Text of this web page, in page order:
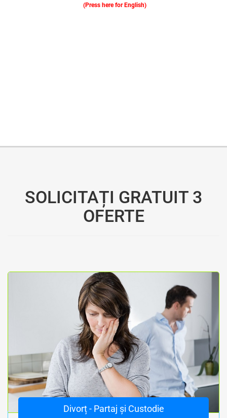
(Press here for English)
SOLICITAȚI GRATUIT 3
OFERTE
Divorț - Partaj și Custodie